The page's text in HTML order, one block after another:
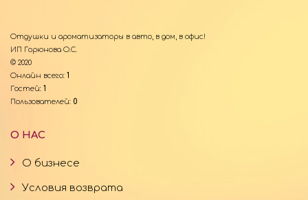
Отдушки и ароматизаторы в авто, в дом, в офис!
ИП Горюнова О.С.
© 2020
Онлайн всего: 1
Гостей: 1
Пользователей: 0
О НАС
О бизнесе
Условия возврата